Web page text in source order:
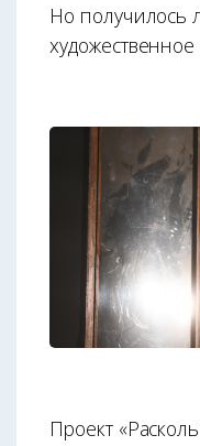
Но получилось
Проект